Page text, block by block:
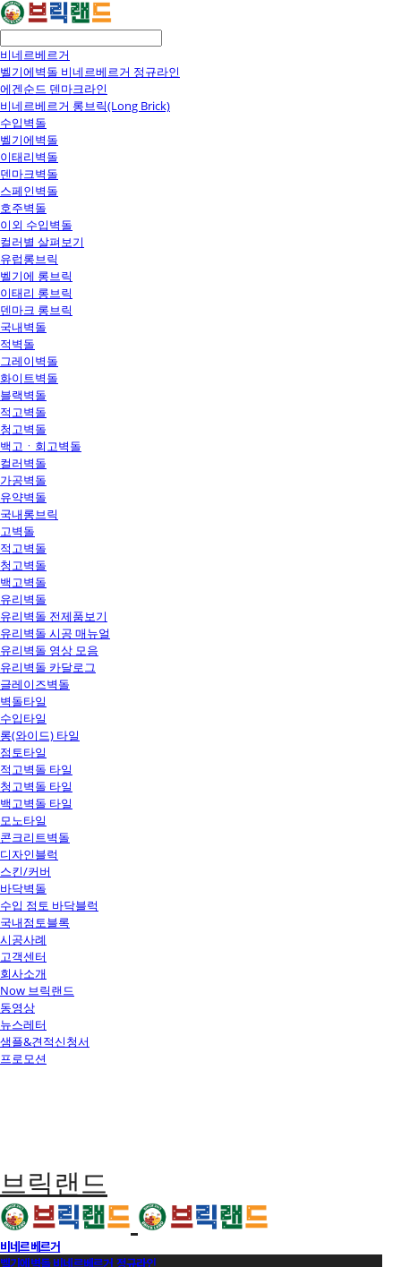
비네르베르거
벨기에벽돌 비네르베르거 정규라인
에겐순드 덴마크라인
비네르베르거 롱브릭(Long Brick)
수입벽돌
벨기에벽돌
이태리벽돌
덴마크벽돌
스페인벽돌
호주벽돌
이외 수입벽돌
컬러별 살펴보기
유럽롱브릭
벨기에 롱브릭
이태리 롱브릭
덴마크 롱브릭
국내벽돌
적벽돌
그레이벽돌
화이트벽돌
블랙벽돌
적고벽돌
청고벽돌
백고ㆍ회고벽돌
컬러벽돌
가공벽돌
유약벽돌
국내롱브릭
고벽돌
적고벽돌
청고벽돌
백고벽돌
유리벽돌
유리벽돌 전제품보기
유리벽돌 시공 매뉴얼
유리벽돌 영상 모음
유리벽돌 카달로그
글레이즈벽돌
벽돌타일
수입타일
롱(와이드) 타일
점토타일
적고벽돌 타일
청고벽돌 타일
백고벽돌 타일
모노타일
콘크리트벽돌
디자인블럭
스킨/커버
바닥벽돌
수입 점토 바닥블럭
국내점토블록
시공사례
고객센터
회사소개
Now 브릭랜드
동영상
뉴스레터
샘플&견적신청서
프로모션
브릭랜드
비네르베르거
벨기에벽돌 비네르베르거 정규라인